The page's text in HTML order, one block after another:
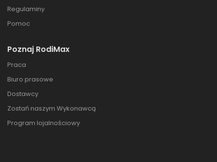
Regulaminy
Pomoc
Poznaj RodiMax
Praca
Biuro prasowe
Dostawcy
Zostań naszym Wykonawcą
Program lojalnościowy